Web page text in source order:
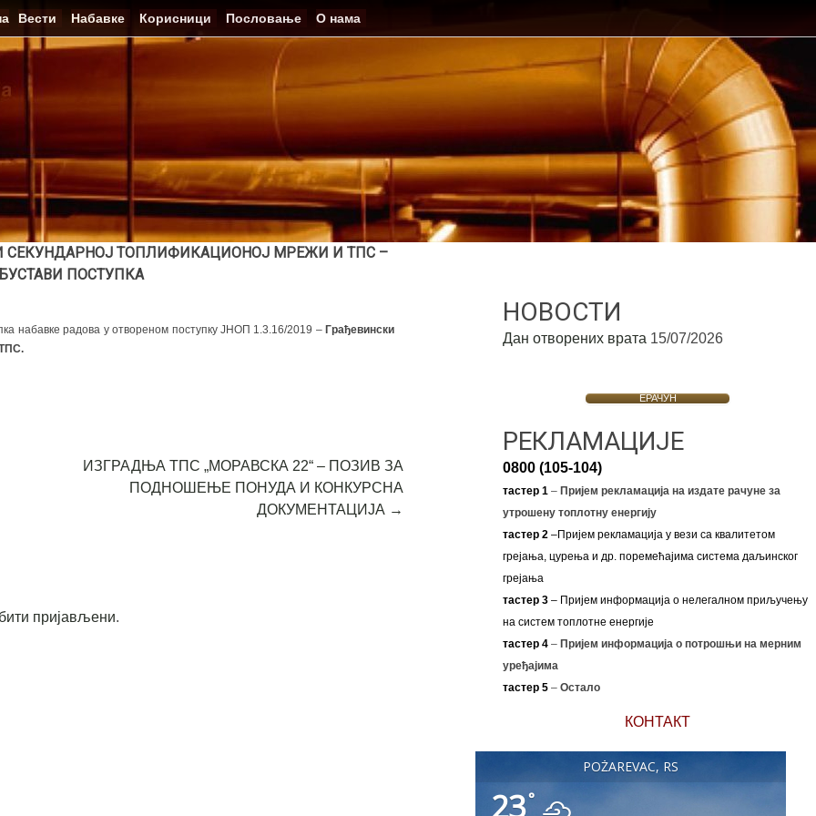
Вести Набавке Корисници Пословање О нама
СЕКУНДАРНОЈ ТОПЛИФИКАЦИОНОЈ МРЕЖИ И ТПС –
ПОСТУПКА
набавке радова у отвореном поступку ЈНОП 1.3.16/2019 – Грађевински
ИЗГРАДЊА ТПС „МОРАВСКА 22“ – ПОЗИВ ЗА
ПОДНОШЕЊЕ ПОНУДА И КОНКУРСНА
ДОКУМЕНТАЦИЈА →
бити пријављени.
НОВОСТИ
Дан отворених врата 15/07/2026
ЕРАЧУН
РЕКЛАМАЦИЈЕ
0800 (105-104)
тастер 1–Пријем рекламација на издате рачуне за
утрошену топлотну енергију
тастер 2–Пријем рекламација у вези са квалитетом
грејања, цурења и др. поремећајима система даљинског
грејања
тастер 3– Пријем информација о нелегалном приључењу
на систем топлотне енергије
тастер 4 – Пријем информација о потрошњи на мерним
уређајима
тастер 5 – Остало
КОНТАКТ
POŽAREVAC, RS
23°